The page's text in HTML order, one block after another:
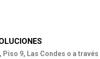
9, Las Condes o a través